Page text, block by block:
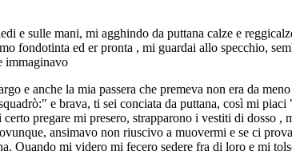
e sulle mani, mi agghindo da puttana calze e
fondotinta ed er pronta , mi guardai allo specchio,
immaginavo
e anche la mia passera che premeva non era da
e brava, ti sei conciata da puttana, così mi
pregare mi presero, strapparono i vestiti di dosso
ansimavo non riuscivo a muovermi e se ci
mi videro mi fecero sedere fra di loro e mi